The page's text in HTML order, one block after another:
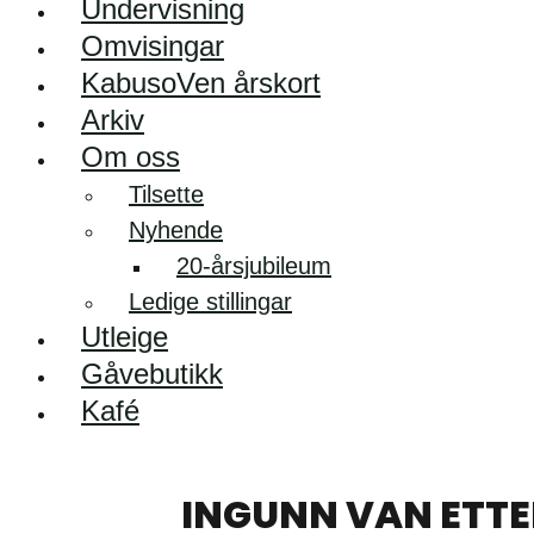
Undervisning
Omvisingar
KabusoVen årskort
Arkiv
Om oss
Tilsette
Nyhende
20-årsjubileum
Ledige stillingar
Utleige
Gåvebutikk
Kafé
INGUNN VAN